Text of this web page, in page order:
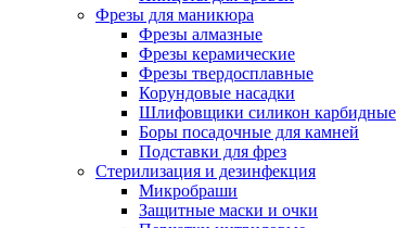
Фрезы для маникюра
Фрезы алмазные
Фрезы керамические
Фрезы твердосплавные
Корундовые насадки
Шлифовщики силикон карбидные
Боры посадочные для камней
Подставки для фрез
Стерилизация и дезинфекция
Микробраши
Защитные маски и очки